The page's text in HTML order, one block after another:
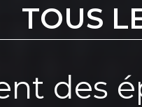
TOUS
des